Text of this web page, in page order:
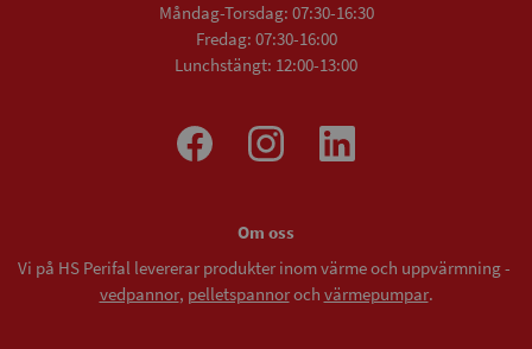
Måndag-Torsdag: 07:30-16:30
Fredag: 07:30-16:00
Lunchstängt: 12:00-13:00
Om oss
Vi på HS Perifal levererar produkter inom värme och uppvärmning -
vedpannor, pelletspannoroch värmepumpar.